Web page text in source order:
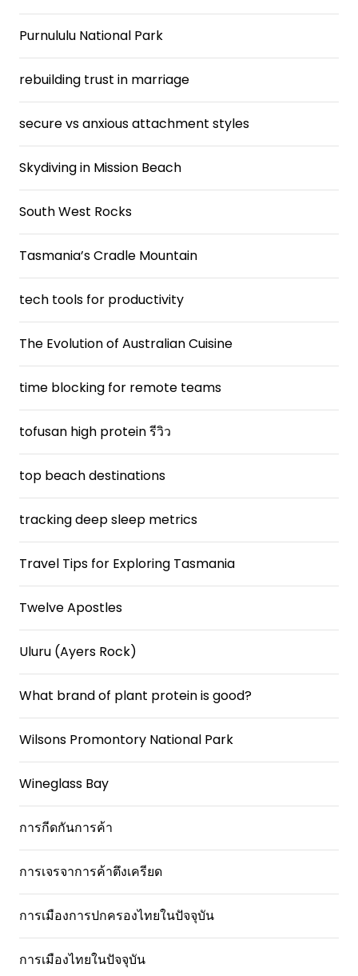
Purnululu National Park
rebuilding trust in marriage
secure vs anxious attachment styles
Skydiving in Mission Beach
South West Rocks
Tasmania’s Cradle Mountain
tech tools for productivity
The Evolution of Australian Cuisine
time blocking for remote teams
tofusan high protein รีวิว
top beach destinations
tracking deep sleep metrics
Travel Tips for Exploring Tasmania
Twelve Apostles
Uluru (Ayers Rock)
What brand of plant protein is good?
Wilsons Promontory National Park
Wineglass Bay
การกีดกันการค้า
การเจรจาการค้าตึงเครียด
การเมืองการปกครองไทยในปัจจุบัน
การเมืองไทยในปัจจุบัน